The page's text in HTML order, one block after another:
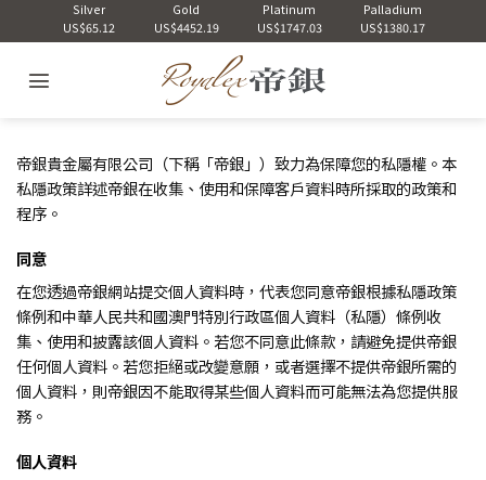
Silver
US$65.12
Gold
US$4452.19
Platinum
US$1747.03
Palladium
US$1380.17
帝銀貴金屬有限公司（下稱「帝銀」）致力為保障您的私隱權。本
私隱政策詳述帝銀在收集、使用和保障客戶資料時所採取的政策和
程序。
同意
在您透過帝銀網站提交個人資料時，代表您同意帝銀根據私隱政策
條例和中華人民共和國澳門特別行政區個人資料（私隱）條例收
集、使用和披露該個人資料。若您不同意此條款，請避免提供帝銀
任何個人資料。若您拒絕或改變意願，或者選擇不提供帝銀所需的
個人資料，則帝銀因不能取得某些個人資料而可能無法為您提供服
務。
個人資料